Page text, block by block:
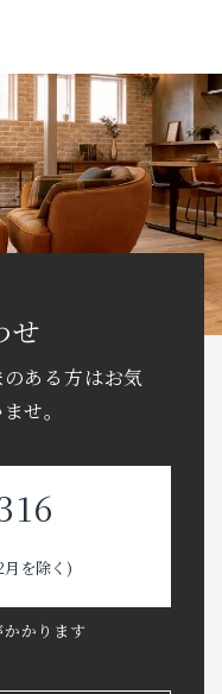
せ
ある方はお気
せ。
月を除く)
かります